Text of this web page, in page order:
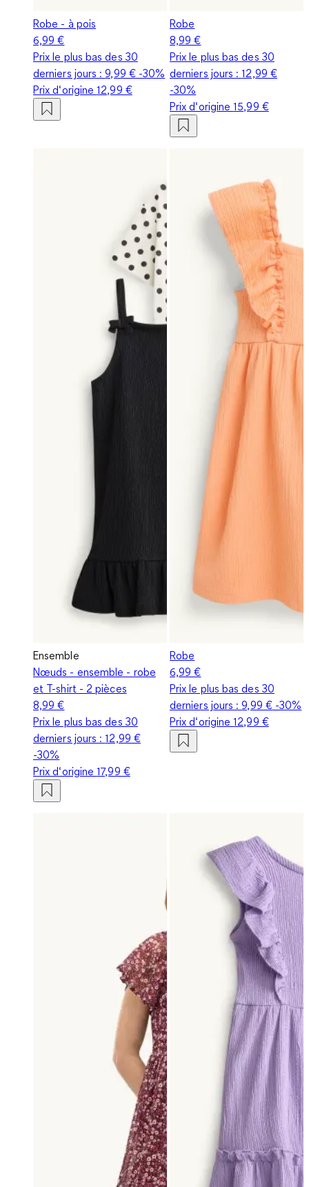
Robe - à pois
6,99 €
Prix le plus bas des 30
derniers jours :9,99 €-30%
Prix d‘origine12,99 €
Robe
8,99 €
Prix le plus bas des 30
derniers jours :12,99 €
-30%
Prix d‘origine15,99 €
Ensemble
Nœuds - ensemble - robe
et T-shirt - 2 pièces
8,99 €
Prix le plus bas des 30
derniers jours :12,99 €
-30%
Prix d‘origine17,99 €
Robe
6,99 €
Prix le plus bas des 30
derniers jours :9,99 €-30%
Prix d‘origine12,99 €